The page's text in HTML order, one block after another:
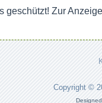
geschützt! Zur
Copyright ©